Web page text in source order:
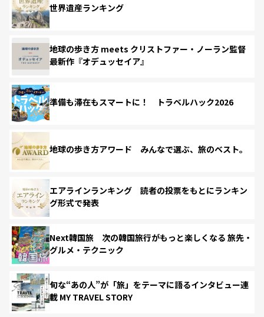
世界遺産ランキング
地球の歩き方 meets クリストファー・ノーラン監督
最新作『オデュッセイア』
準備も滞在もスマートに！ トラベルハック2026
地球の歩き方アワード みんなで選ぶ、旅のベスト。
エアラインランキング 読者の投票をもとにランキン
グ形式で発表
Next韓国旅 次の韓国旅行がもっと楽しくなる 旅先・
グルメ・テクニック
旬な“あの人”が「旅」をテーマに語るインタビュー連
載 MY TRAVEL STORY